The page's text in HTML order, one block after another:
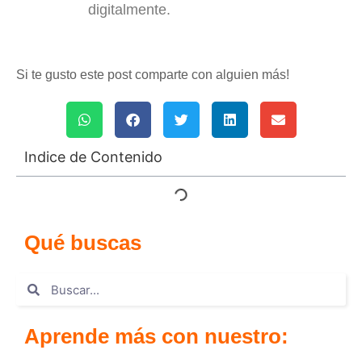
digitalmente.
Si te gusto este post comparte con alguien más!
Indice de Contenido
Qué buscas
Aprende más con nuestro: